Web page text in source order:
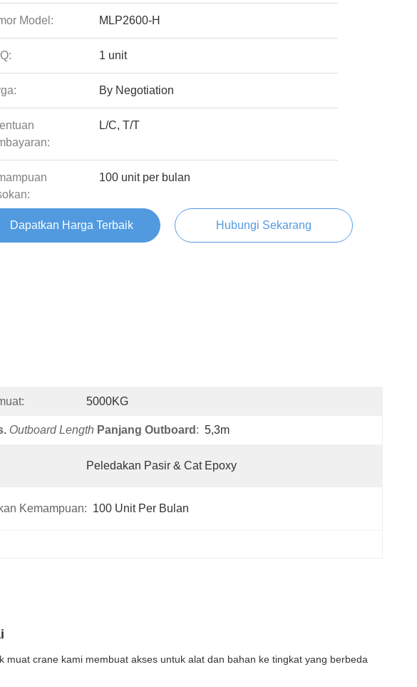
Model: MLP2600-H
1 unit
By Negotiation
L/C, T/T
100 unit per bulan
Dapatkan Harga Terbaik Hubungi Sekarang
5000KG
Outboard Length Panjang Outboard : 5,3m
Peledakan Pasir & Cat Epoxy
Kemampuan: 100 Unit Per Bulan
crane kami membuat akses untuk alat dan bahan ke tingkat yang berbeda